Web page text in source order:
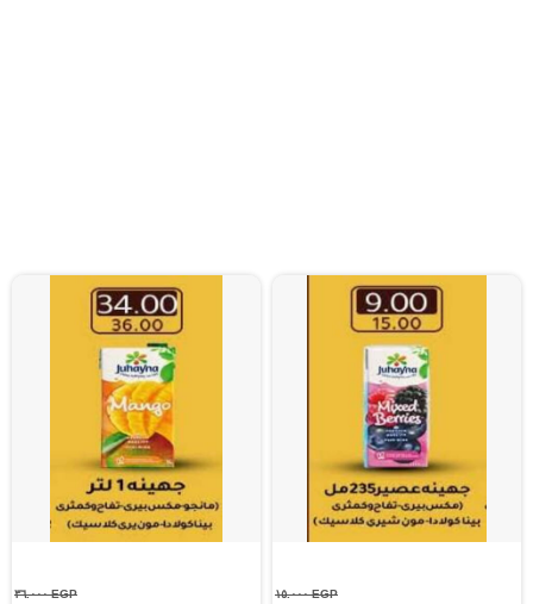
EGP ١٥.٠٠٠ EGP ٣٦.٠٠٠